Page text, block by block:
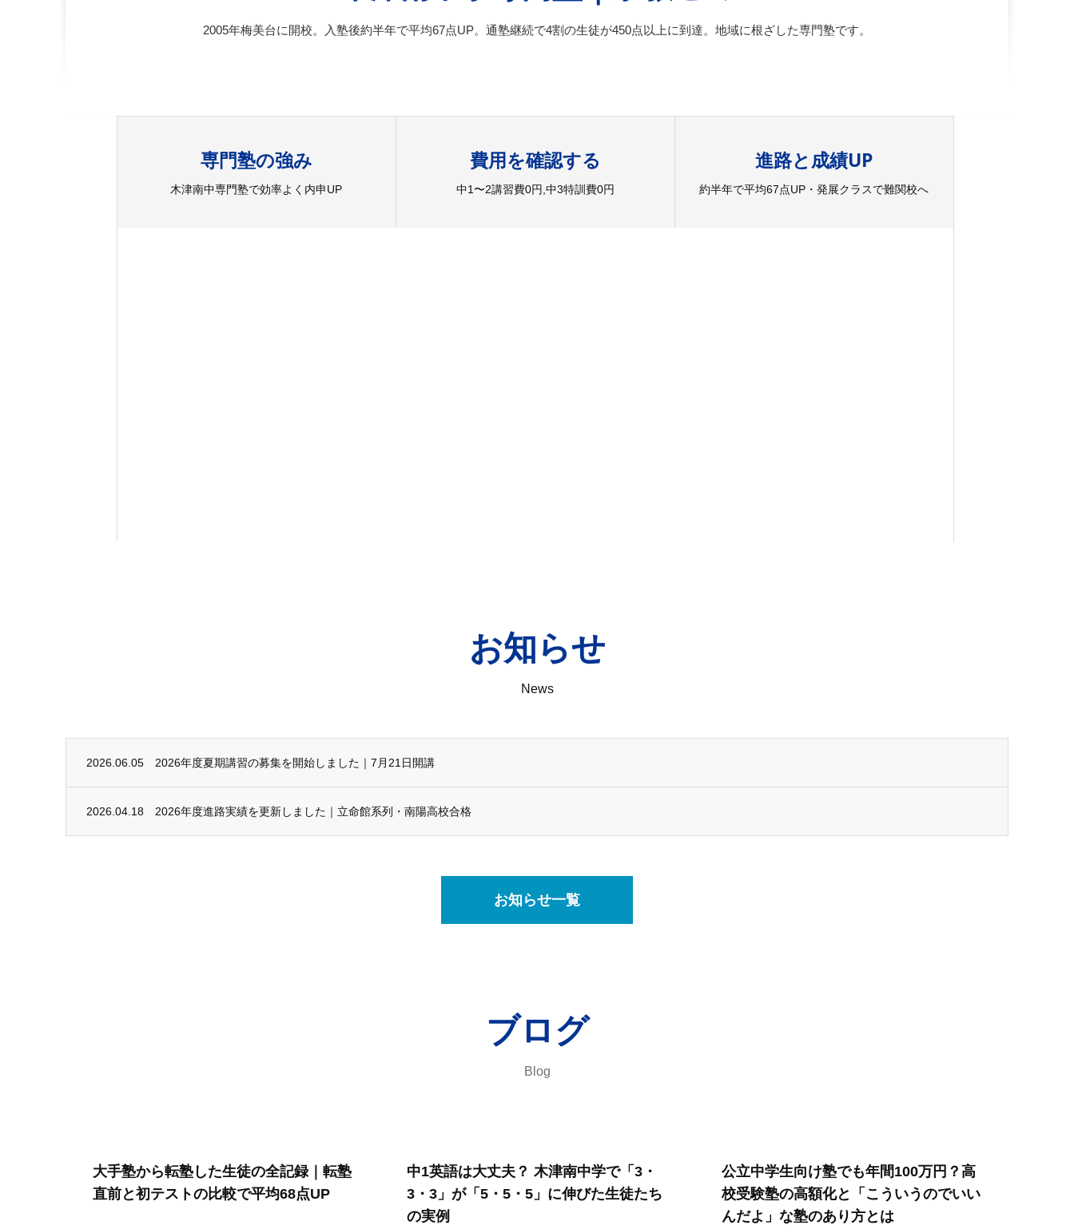
2005年梅美台に開校。入塾後約半年で平均67点UP。通塾継続で4割の生徒が450点以上に到達。地域に根ざした専門塾です。
専門塾の強み
木津南中専門塾で効率よく内申UP
費用を確認する
中1〜2講習費0円,中3特訓費0円
進路と成績UP
約半年で平均67点UP・発展クラスで難関校へ
お知らせ
News
2026.06.05 2026年度夏期講習の募集を開始しました｜7月21日開講
2026.04.18 2026年度進路実績を更新しました｜立命館系列・南陽高校合格
お知らせ一覧
ブログ
Blog
大手塾から転塾した生徒の全記録｜転塾
直前と初テストの比較で平均68点UP
中1英語は大丈夫？ 木津南中学で「3・
3・3」が「5・5・5」に伸びた生徒たち
の実例
公立中学生向け塾でも年間100万円？高
校受験塾の高額化と「こういうのでいい
んだよ」な塾のあり方とは